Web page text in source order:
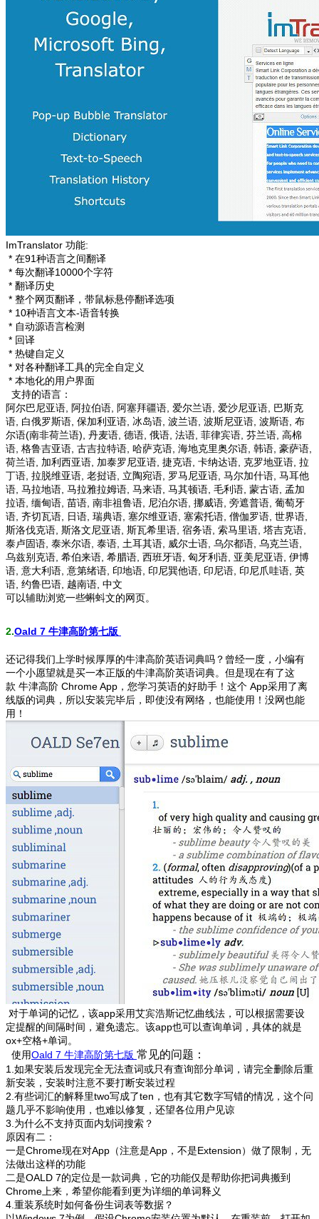
ImTranslator 功能:
* 在91种语言之间翻译
* 每次翻译10000个字符
* 翻译历史
* 整个网页翻译，带鼠标悬停翻译选项
* 10种语言文本-语音转换
* 自动源语言检测
* 回译
* 热键自定义
* 对各种翻译工具的完全自定义
* 本地化的用户界面
支持的语言：
阿尔巴尼亚语, 阿拉伯语, 阿塞拜疆语, 爱尔兰语, 爱沙尼亚语, 巴斯克
语, 白俄罗斯语, 保加利亚语, 冰岛语, 波兰语, 波斯尼亚语, 波斯语, 布
尔语(南非荷兰语), 丹麦语, 德语, 俄语, 法语, 菲律宾语, 芬兰语, 高棉
语, 格鲁吉亚语, 古吉拉特语, 哈萨克语, 海地克里奥尔语, 韩语, 豪萨语,
荷兰语, 加利西亚语, 加泰罗尼亚语, 捷克语, 卡纳达语, 克罗地亚语, 拉
丁语, 拉脱维亚语, 老挝语, 立陶宛语, 罗马尼亚语, 马尔加什语, 马耳他
语, 马拉地语, 马拉雅拉姆语, 马来语, 马其顿语, 毛利语, 蒙古语, 孟加
拉语, 缅甸语, 苗语, 南非祖鲁语, 尼泊尔语, 挪威语, 旁遮普语, 葡萄牙
语, 齐切瓦语, 日语, 瑞典语, 塞尔维亚语, 塞索托语, 僧伽罗语, 世界语,
斯洛伐克语, 斯洛文尼亚语, 斯瓦希里语, 宿务语, 索马里语, 塔吉克语,
泰卢固语, 泰米尔语, 泰语, 土耳其语, 威尔士语, 乌尔都语, 乌克兰语,
乌兹别克语, 希伯来语, 希腊语, 西班牙语, 匈牙利语, 亚美尼亚语, 伊博
语, 意大利语, 意第绪语, 印地语, 印尼巽他语, 印尼语, 印尼爪哇语, 英
语, 约鲁巴语, 越南语, 中文
可以辅助浏览一些蝌蚪文的网页。
2.Oald 7 牛津高阶第七版
还记得我们上学时候厚厚的牛津高阶英语词典吗？曾经一度，小编有
一个小愿望就是买一本正版的牛津高阶英语词典。但是现在有了这
款 牛津高阶 Chrome App，您学习英语的好助手！这个 App采用了离
线版的词典，所以安装完毕后，即使没有网络，也能使用！没网也能
用！
对于单词的记忆，该app采用艾宾浩斯记忆曲线法，可以根据需要设
定提醒的间隔时间，避免遗忘。该app也可以查询单词，具体的就是
ox+空格+单词。
使用Oald 7 牛津高阶第七版 常见的问题：
1.如果安装后发现完全无法查词或只有查询部分单词，请完全删除后重
新安装，安装时注意不要打断安装过程
2.有些词汇的解释里two写成了ten，也有其它数字写错的情况，这个问
题几乎不影响使用，也难以修复，还望各位用户见谅
3.为什么不支持页面内划词搜索？
原因有二：
一是Chrome现在对App（注意是App，不是Extension）做了限制，无
法做出这样的功能
二是OALD 7的定位是一款词典，它的功能仅是帮助你把词典搬到
Chrome上来，希望你能看到更为详细的单词释义
4.重装系统时如何备份生词表等数据？